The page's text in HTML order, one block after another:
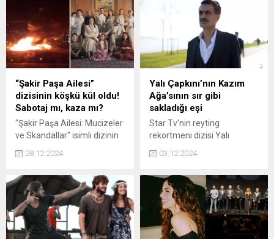
sonrası voleybolcu Trevor
Clevenot ile birlikte olduğu
iddiası magazin
gündeminde yer almaya
devam ediyor. İkilinin
Instagram paylaşımları
kafaları karıştırdı.
yıl dönümü İstanbul'da film
festivaliyle kutlandı.
“Şakir Paşa Ailesi”
dizisinin köşkü kül oldu!
Sabotaj mı, kaza mı?
"Şakir Paşa Ailesi: Mucizeler
ve Skandallar" isimli dizinin
Çekimlerin yapıldığı köşk
şirketi yaptığı açıklamada,
"O sırada sette bir çalışma
olmaması ve kimsenin
bulunmaması nedeniyle,
uzman ekipler yangının çıkış
28.12.2024
Yalı Çapkını’nın Kazım
Ağa’sının sır gibi
sakladığı eşi
Star Tv'nin reyting
rekortmeni dizisi Yalı
Kazım Ağa karakteri ile
Polatoğulları, gerçek
hayattaki eşiyle
görüntülendi. İkilinin
fotoğrafını görenler
Polatoğulları için "Ne şanslı
03.12.2024